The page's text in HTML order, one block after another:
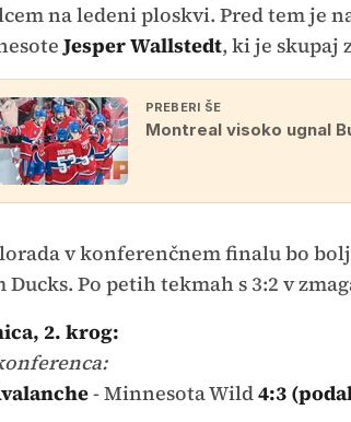
na ledeni ploskvi. Pred tem je
Jesper Wallstedt, ki je skupaj
PREBERI ŠE
Montreal visoko ugnal
v konferenčnem finalu bo
Po petih tekmah s 3:2 v
2. krog:
- Minnesota Wild4:3